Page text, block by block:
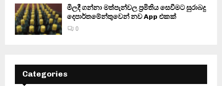
මිලදී ගන්නා මත්පැන්වල ප්‍රමිතිය සෙවීමට සුරාබදු
දෙපාර්තමේන්තුවෙන් නව App එකක්
0
Categories